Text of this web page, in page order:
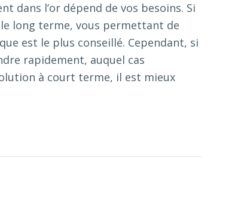
dans l’or dépend de vos besoins. Si
long terme, vous permettant de
est le plus conseillé. Cependant, si
rapidement, auquel cas
à court terme, il est mieux